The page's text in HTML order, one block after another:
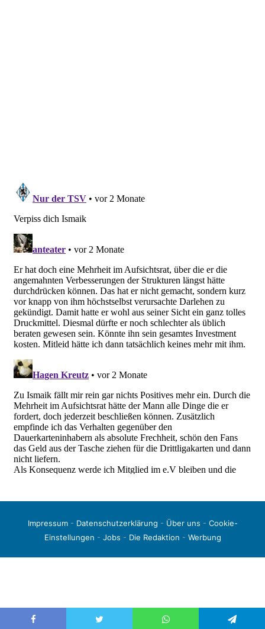
Impressum- Datenschutzerklärung - Über uns - Cookie-
Einstellungen - Jobs - Die Redaktion - Werbung